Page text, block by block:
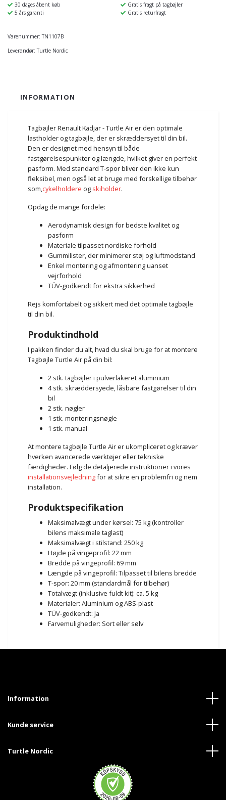
30 dages åbent køb
Gratis fragt på tagbøjler
5 års garanti
Gratis returfragt
Varenummer: TN1107B
Leverandør: Turtle Nordic
INFORMATION
Tagbøjler Renault Kadjar - Turtle Air er den optimale
lastholder og tagbøjle, der er skræddersyet til din bil.
Den er designet med hensyn til både
fastgørelsespunkter og længde, hvilket giver en perfekt
pasform. Med standard T-spor bliver den ikke kun
fleksibel, men også let at bruge med forskellige tilbehør
som,cykelholdere og skiholder.
Opdag de mange fordele:
Aerodynamisk design for bedste kvalitet og
pasform
Materiale tilpasset nordiske forhold
Gummilister, der minimerer støj og luftmodstand
Enkel montering og afmontering uanset
vejrforhold
TÜV-godkendt for ekstra sikkerhed
Rejs komfortabelt og sikkert med det optimale tagbøjle
til din bil.
Produktindhold
I pakken finder du alt, hvad du skal bruge for at montere
Tagbøjle Turtle Air på din bil:
2 stk. tagbøjler i pulverlakeret aluminium
4 stk. skræddersyede, låsbare fastgørelser til din
bil
2 stk. nøgler
1 stk. monteringsnøgle
1 stk. manual
At montere tagbøjle Turtle Air er ukompliceret og kræver
hverken avancerede værktøjer eller tekniske
færdigheder. Følg de detaljerede instruktioner i vores
installationsvejledningfor at sikre en problemfri og nem
installation.
Produktspecifikation
Maksimalvægt under kørsel: 75 kg (kontroller
bilens maksimale taglast)
Maksimalvægt i stilstand: 250 kg
Højde på vingeprofil: 22 mm
Bredde på vingeprofil: 69 mm
Længde på vingeprofil: Tilpasset til bilens bredde
T-spor: 20 mm (standardmål for tilbehør)
Totalvægt (inklusive fuldt kit): ca. 5 kg
Materialer: Aluminium og ABS-plast
TÜV-godkendt: Ja
Farvemuligheder: Sort eller sølv
Information
Kunde service
Turtle Nordic